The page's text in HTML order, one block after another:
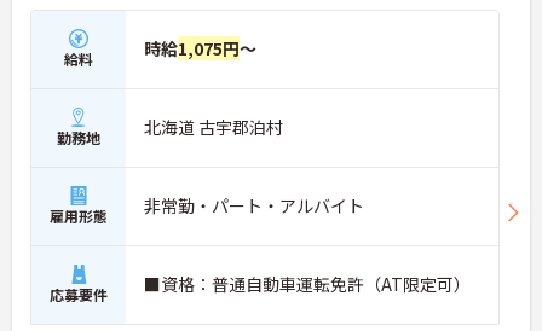
給料 時給1,075円～
勤務地 北海道 古宇郡泊村
雇用形態 非常勤・パート・アルバイト
応募要件 ■資格：普通自動車運転免許（AT限定可）